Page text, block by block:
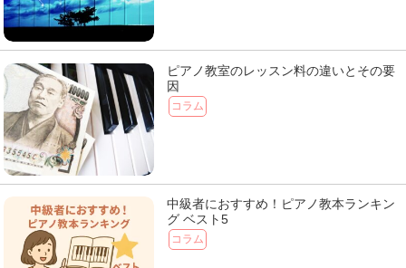
ピアノ教室のレッスン料の違いとその要
因
コラム
中級者におすすめ！ピアノ教本ランキン
グ ベスト5
コラム